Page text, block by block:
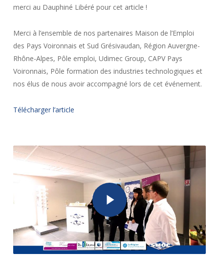
merci au Dauphiné Libéré pour cet article !
Merci à l’ensemble de nos partenaires Maison de l’Emploi
des Pays Voironnais et Sud Grésivaudan, Région Auvergne-
Rhône-Alpes, Pôle emploi, Udimec Group, CAPV Pays
Voironnais, Pôle formation des industries technologiques et
nos élus de nous avoir accompagné lors de cet événement.
Télécharger l’article
Play Video
Play Video